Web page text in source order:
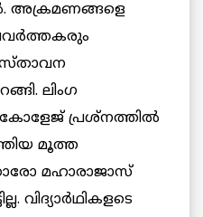
അക്രമണങ്ങളെ
ലിംഗ
പ്രശ്‌നത്തില്‍
മൂത്ത
മഹാരാജാസ്
വിദ്യാര്‍ഥികളടെ